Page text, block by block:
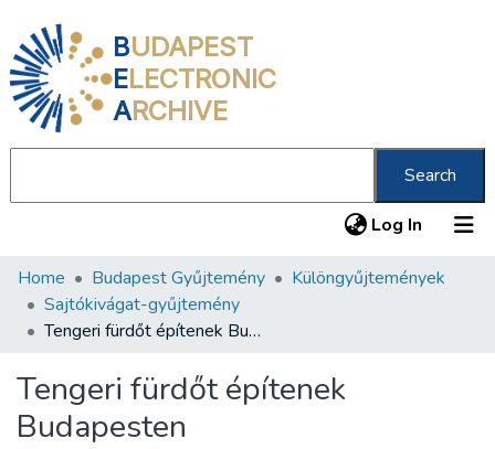
BUDAPEST
ELECTRONIC
ARCHIVE
Search
Log In (current)
Communities & Collections
All of DSpace
About us
Home Budapest Gyűjtemény
Különgyűjtemények
Sajtókivágat-gyűjtemény
Tengeri fürdőt építenek Budapesten
Tengeri fürdőt építenek
Budapesten